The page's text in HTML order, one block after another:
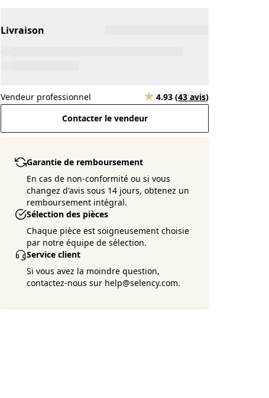
Livraison
Vendeur professionnel 4.93 (43 avis)
Contacter le vendeur
Garantie de remboursement
En cas de non-conformité ou si vous
changez d'avis sous 14 jours, obtenez un
remboursement intégral.
Sélection des pièces
Chaque pièce est soigneusement choisie
par notre équipe de sélection.
Service client
Si vous avez la moindre question,
contactez-nous sur help@selency.com.